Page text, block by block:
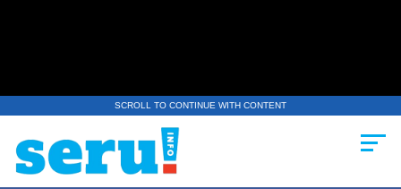
SCROLL TO CONTINUE WITH CONTENT